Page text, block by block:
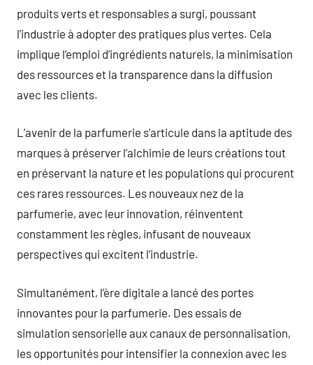
produits verts et responsables a surgi, poussant
l’industrie à adopter des pratiques plus vertes. Cela
implique l’emploi d’ingrédients naturels, la minimisation
des ressources et la transparence dans la diffusion
avec les clients.
L’avenir de la parfumerie s’articule dans la aptitude des
marques à préserver l’alchimie de leurs créations tout
en préservant la nature et les populations qui procurent
ces rares ressources. Les nouveaux nez de la
parfumerie, avec leur innovation, réinventent
constamment les règles, infusant de nouveaux
perspectives qui excitent l’industrie.
Simultanément, l’ère digitale a lancé des portes
innovantes pour la parfumerie. Des essais de
simulation sensorielle aux canaux de personnalisation,
les opportunités pour intensifier la connexion avec les